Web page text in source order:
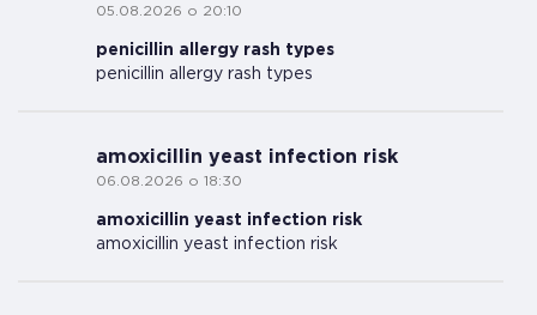
05.08.2026 о 20:10
penicillin allergy rash types
penicillin allergy rash types
amoxicillin yeast infection risk
06.08.2026 о 18:30
amoxicillin yeast infection risk
amoxicillin yeast infection risk